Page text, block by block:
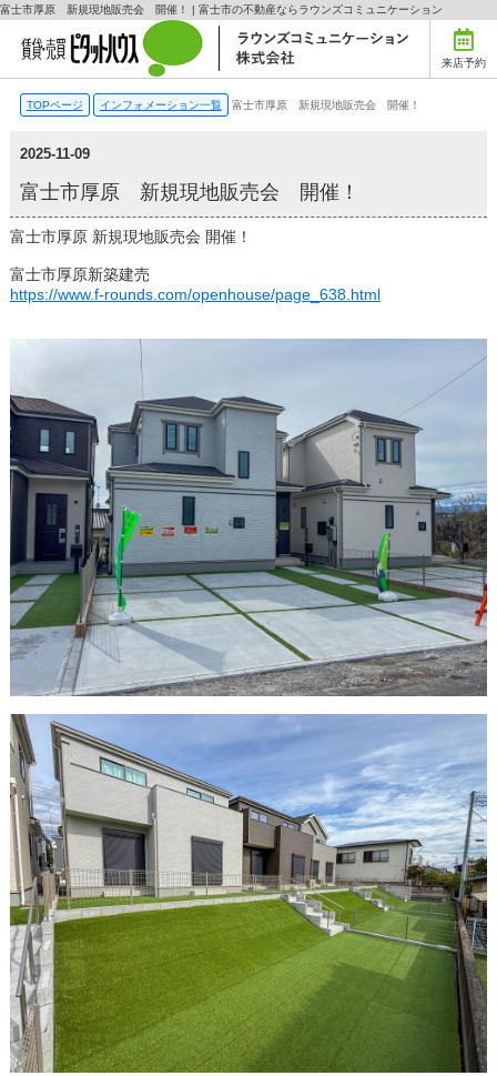
富士市厚原 新規現地販売会 開催！ | 富士市の不動産ならラウンズコミュニケーション
来店予約
TOPページ インフォメーション一覧 富士市厚原 新規現地販売会 開催！
2025-11-09
富士市厚原 新規現地販売会 開催！
富士市厚原 新規現地販売会 開催！
富士市厚原新築建売
https://www.f-rounds.com/openhouse/page_638.html